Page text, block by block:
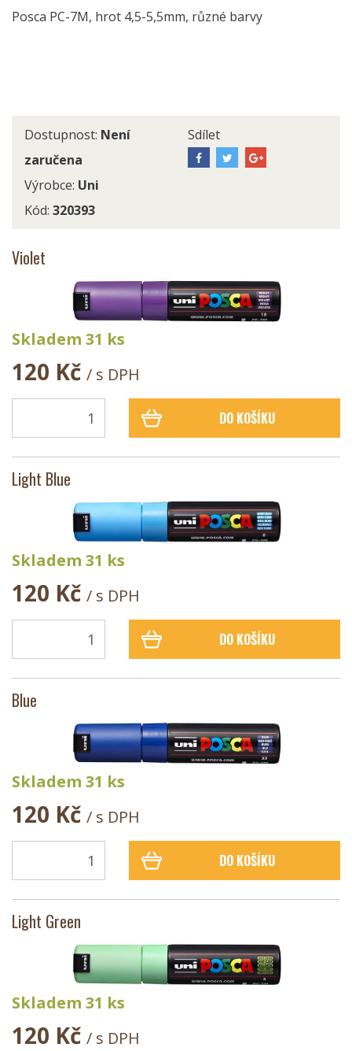
Posca PC-7M, hrot 4,5-5,5mm, různé barvy
Dostupnost: Není
zaručena
Výrobce: Uni
Kód: 320393
Sdílet
Violet
Skladem 31 ks
120 Kč / s DPH
DO KOŠÍKU
Light Blue
Skladem 31 ks
120 Kč / s DPH
DO KOŠÍKU
Blue
Skladem 31 ks
120 Kč / s DPH
DO KOŠÍKU
Light Green
Skladem 31 ks
120 Kč / s DPH